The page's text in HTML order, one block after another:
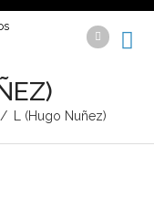
/ L (Hugo Nuñez)